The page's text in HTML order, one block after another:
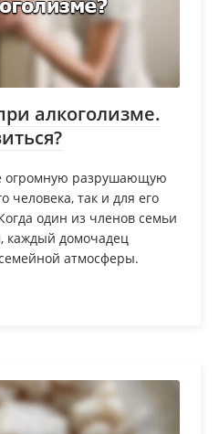
алкоголизме.
огромную разрушающую
человека, так и для его
один из членов семьи
каждый домочадец
атмосферы.